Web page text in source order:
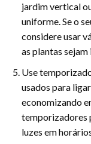
jardim vertical
uniforme. Se o
considere usar
as plantas
Use
usados para
economizando
temporizadores
luzes em